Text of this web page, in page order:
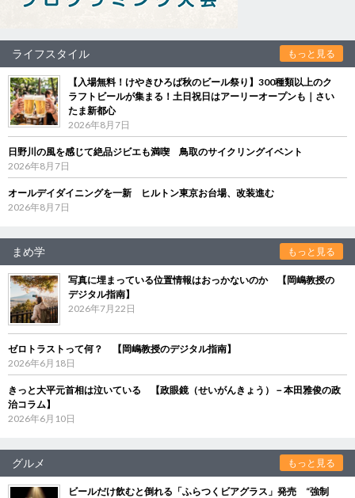
ライフスタイル もっと見る
【入場無料！けやきひろば秋のビール祭り】300種類以上のク
ラフトビールが集まる！土日祝日はアーリーオープンも｜さい
たま新都心
2026年8月7日
日野川の風を感じて絶品ジビエも満喫 鳥取のサイクリングイベント
2026年8月7日
オールデイダイニングを一新 ヒルトン東京お台場、改装進む
2026年8月7日
まめ学 もっと見る
写真に埋まっている位置情報はおっかないのか 【岡嶋教授の
デジタル指南】
2026年7月22日
ゼロトラストって何？ 【岡嶋教授のデジタル指南】
2026年6月18日
きっと大平元首相は泣いている 【政眼鏡（せいがんきょう）－本田雅俊の政
治コラム】
2026年6月10日
グルメ もっと見る
ビールだけ飲むと倒れる「ふらつくビアグラス」発売 “強制